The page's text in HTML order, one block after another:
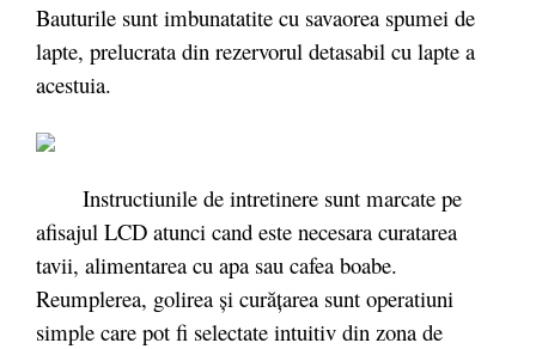
Bauturile sunt imbunatatite cu savaorea spumei de
lapte, prelucrata din rezervorul detasabil cu lapte a
acestuia.
Instructiunile de intretinere sunt marcate pe
afisajul LCD atunci cand este necesara curatarea
tavii, alimentarea cu apa sau cafea boabe.
Reumplerea, golirea și curățarea sunt operatiuni
simple care pot fi selectate intuitiv din zona de